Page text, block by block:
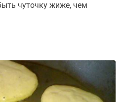
чуточку жиже, чем